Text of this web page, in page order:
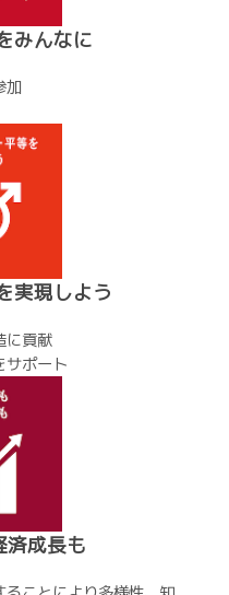
みんなに
加
実現しよう
に貢献
サポート
済成長も